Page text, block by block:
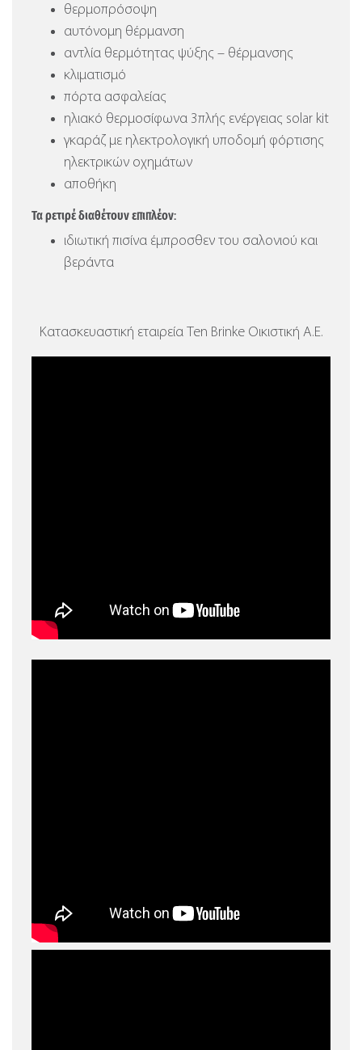
θερμοπρόσοψη
αυτόνομη θέρμανση
αντλία θερμότητας ψύξης – θέρμανσης
κλιματισμό
πόρτα ασφαλείας
ηλιακό θερμοσίφωνα 3πλής ενέργειας solar kit
γκαράζ με ηλεκτρολογική υποδομή φόρτισης
ηλεκτρικών οχημάτων
αποθήκη
Τα ρετιρέ διαθέτουν επιπλέον:
ιδιωτική πισίνα έμπροσθεν του σαλονιού και
βεράντα
Κατασκευαστική εταιρεία Ten Brinke Οικιστική Α.Ε.